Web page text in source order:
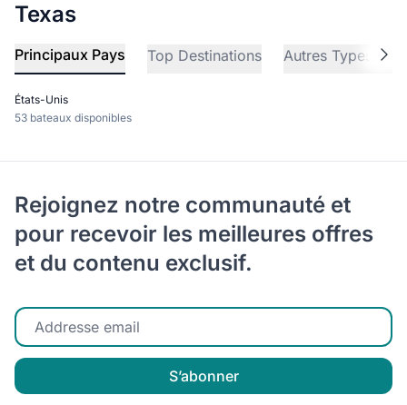
Texas
Principaux Pays Top Destinations Autres Types de
États-Unis
53 bateaux disponibles
Rejoignez notre communauté et
pour recevoir les meilleures offres
et du contenu exclusif.
Entrez votre email
S’abonner